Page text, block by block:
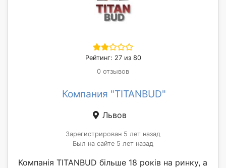
Рейтинг: 27 из 80
0 отзывов
Компания "TITANBUD"
Львов
Зарегистрирован 5 лет назад
Был на сайте 5 лет назад
Компанія TITANBUD більше 18 років на ринку, а